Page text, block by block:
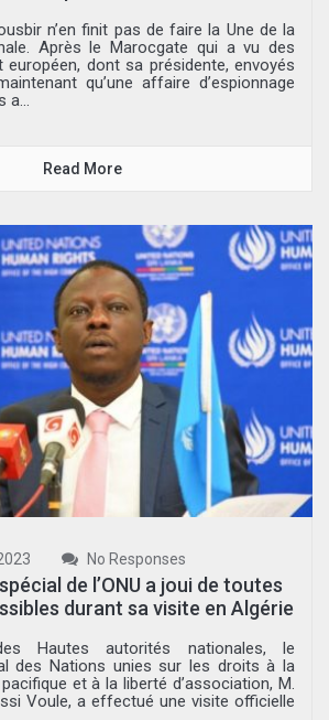
n’en finit pas de faire la Une de la
Après le Marocgate qui a vu des
européen, dont sa présidente, envoyés
qu’une affaire d’espionnage
a...
Read More
No Responses
de l’ONU a joui de toutes
durant sa visite en Algérie
Hautes autorités nationales, le
des Nations unies sur les droits à la
et à la liberté d’association, M.
Voule, a effectué une visite officielle